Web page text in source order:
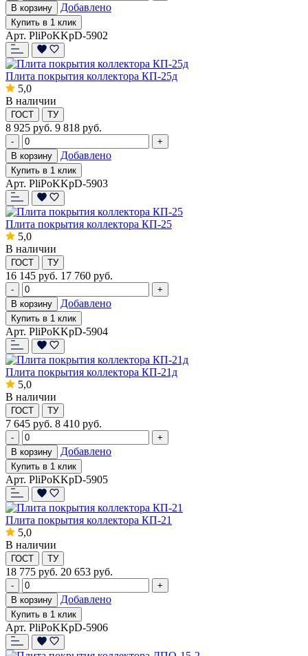
В корзину
Добавлено
Купить в 1 клик
Арт. PliPoKKpD-5902
Плита покрытия коллектора КП-25д
5,0
В наличии
ГОСТ ТУ
8 925 руб. 9 818 руб.
-
+
В корзину
Добавлено
Купить в 1 клик
Арт. PliPoKKpD-5903
Плита покрытия коллектора КП-25
5,0
В наличии
ГОСТ ТУ
16 145 руб. 17 760 руб.
-
+
В корзину
Добавлено
Купить в 1 клик
Арт. PliPoKKpD-5904
Плита покрытия коллектора КП-21д
5,0
В наличии
ГОСТ ТУ
7 645 руб. 8 410 руб.
-
+
В корзину
Добавлено
Купить в 1 клик
Арт. PliPoKKpD-5905
Плита покрытия коллектора КП-21
5,0
В наличии
ГОСТ ТУ
18 775 руб. 20 653 руб.
-
+
В корзину
Добавлено
Купить в 1 клик
Арт. PliPoKKpD-5906